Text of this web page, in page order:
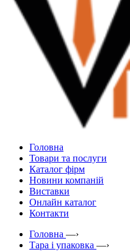
Головна
Товари та послуги
Каталог фірм
Новини компаній
Виставки
Онлайн каталог
Контакти
Головна —›
Тара і упаковка —›